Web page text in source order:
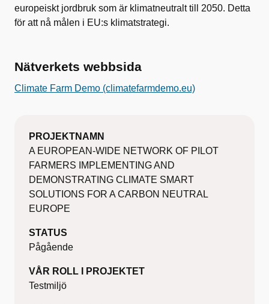
europeiskt jordbruk som är klimatneutralt till 2050. Detta
för att nå målen i EU:s klimatstrategi.
Nätverkets webbsida
Climate Farm Demo (climatefarmdemo.eu)
PROJEKTNAMN
A EUROPEAN-WIDE NETWORK OF PILOT
FARMERS IMPLEMENTING AND
DEMONSTRATING CLIMATE SMART
SOLUTIONS FOR A CARBON NEUTRAL
EUROPE
STATUS
Pågående
VÅR ROLL I PROJEKTET
Testmiljö